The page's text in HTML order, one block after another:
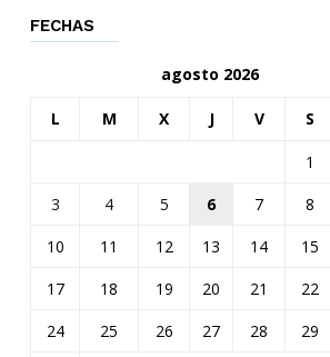
FECHAS
agosto 2026
L M X J V S
1
3
4 5 6 7 8
10
11 12 13 14 15
17
18 19 20 21 22
24
25 26 27 28 29